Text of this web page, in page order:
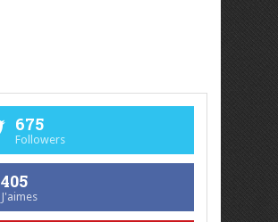
675
Followers
405
J'aimes